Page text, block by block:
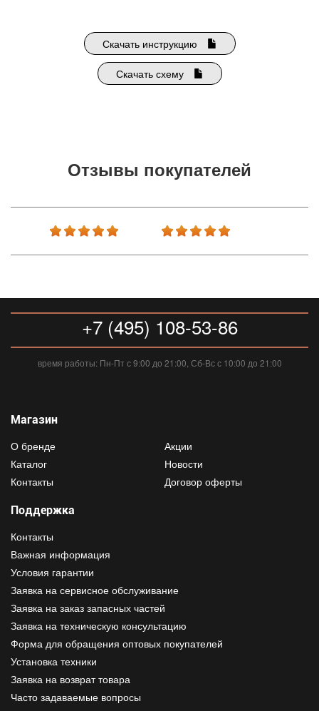
Скачать инструкцию
Скачать схему
Отзывы покупателей
+7 (495) 108-53-86
время работы: Пн-Пт с 9:00 до 21:00, Сб-Вс с 10:00 до 21:00
Магазин
О бренде
Каталог
Контакты
Акции
Новости
Договор оферты
Поддержка
Контакты
Важная информация
Условия гарантии
Заявка на сервисное обслуживание
Заявка на заказ запасных частей
Заявка на техническую консультацию
Форма для обращения оптовых покупателей
Установка техники
Заявка на возврат товара
Часто задаваемые вопросы